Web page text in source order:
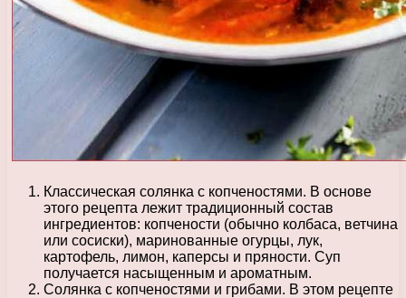
Классическая солянка с копченостями. В основе
этого рецепта лежит традиционный состав
ингредиентов: копчености (обычно колбаса, ветчина
или сосиски), маринованные огурцы, лук,
картофель, лимон, каперсы и пряности. Суп
получается насыщенным и ароматным.
Солянка с копченостями и грибами. В этом рецепте